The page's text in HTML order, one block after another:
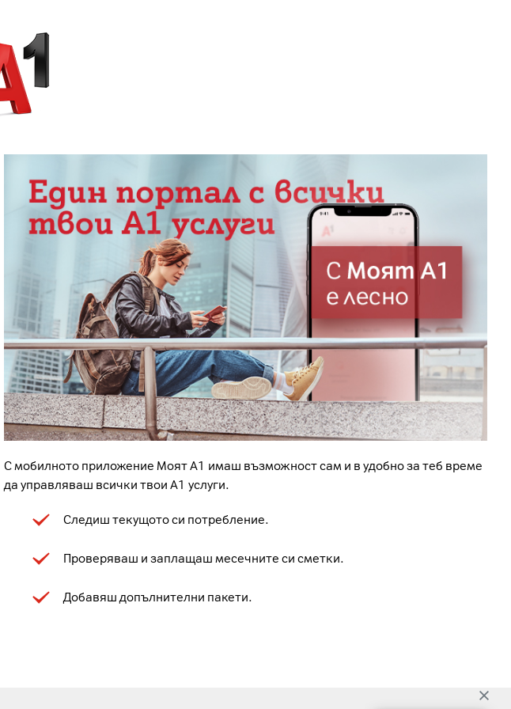
С мобилното приложение Моят А1 имаш възможност сам и в удобно за теб време
да управляваш всички твои А1 услуги.
Следиш текущото си потребление.
Проверяваш и заплащаш месечните си сметки.
Добавяш допълнителни пакети.